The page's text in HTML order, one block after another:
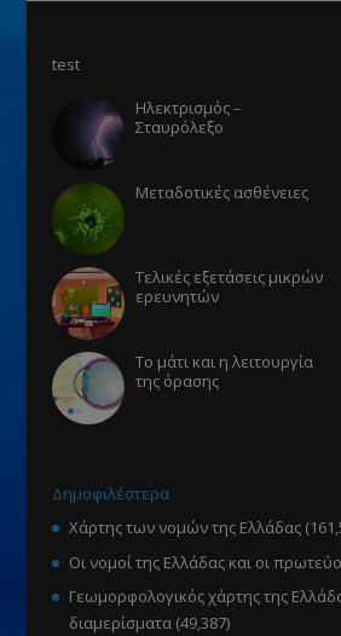
test
Ηλεκτρισμός –
Σταυρόλεξο
Μεταδοτικές ασθένειες
Τελικές εξετάσεις μικρών
ερευνητών
Το μάτι και η λειτουργία
της όρασης
Δημοφιλέστερα
Χάρτης των νομών της Ελλάδας
Οι νομοί της Ελλάδας και οι
Γεωμορφολογικός χάρτης της
διαμερίσματα (49,387)